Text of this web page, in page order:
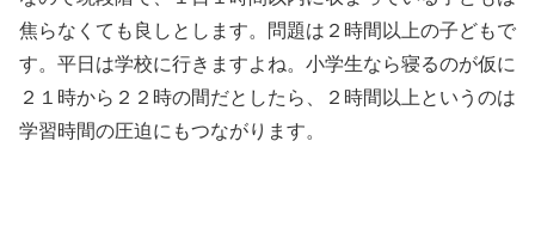
焦らなくても良しとします。問題は２時間以上の子どもで
す。平日は学校に行きますよね。小学生なら寝るのが仮に
２１時から２２時の間だとしたら、２時間以上というのは
学習時間の圧迫にもつながります。